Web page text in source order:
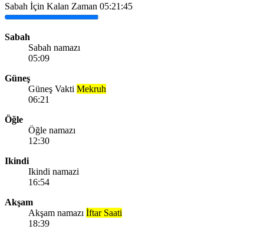
Sabah İçin Kalan Zaman 05:21:45
Sabah
Sabah namazı
05:09
Güneş
Güneş Vakti Mekruh
06:21
Öğle
Öğle namazı
12:30
Ikindi
Ikindi namazi
16:54
Akşam
Akşam namazı İftar Saati
18:39